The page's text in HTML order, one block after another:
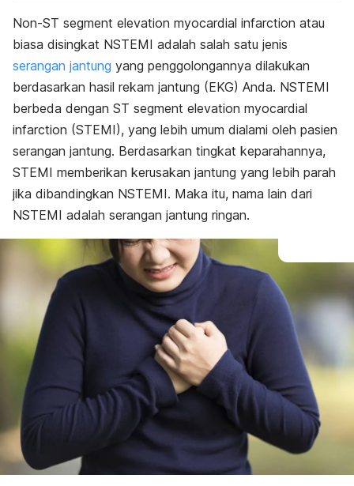
Non-ST segment elevation myocardial infarction atau
biasa disingkat NSTEMI adalah salah satu jenis
serangan jantung yang penggolongannya dilakukan
berdasarkan hasil rekam jantung (EKG) Anda. NSTEMI
berbeda dengan ST segment elevation myocardial
infarction (STEMI), yang lebih umum dialami oleh pasien
serangan jantung. Berdasarkan tingkat keparahannya,
STEMI memberikan kerusakan jantung yang lebih parah
jika dibandingkan NSTEMI. Maka itu, nama lain dari
NSTEMI adalah serangan jantung ringan.